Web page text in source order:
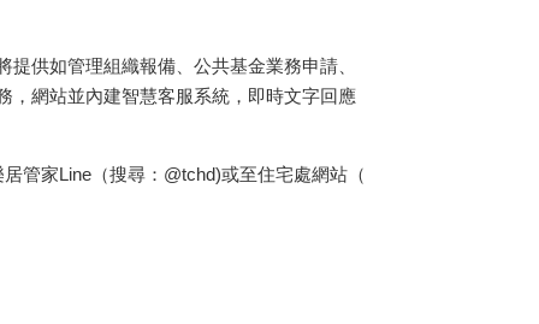
供如管理組織報備、公共基金業務申請、
，網站並內建智慧客服系統，即時文字回應
管家Line（搜尋：@tchd)或至住宅處網站（